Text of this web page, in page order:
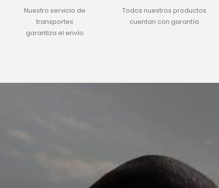
Nuestro servicio de
transportes
garantiza el envío
Todos nuestros productos
cuentan con garantía